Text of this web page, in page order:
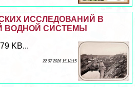
ИССЛЕДОВАНИЙ В
ВОДНОЙ СИСТЕМЫ
KB...
22 07 2026 15:18:15